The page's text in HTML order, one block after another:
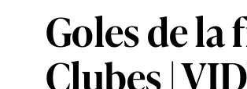
Goles de la
Clubes |